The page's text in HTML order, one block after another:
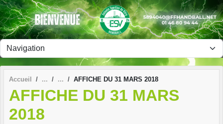
Accueil AFFICHE DU 31 MARS 2018
AFFICHE DU 31 MARS
2018
Panneau de gestion des cookies